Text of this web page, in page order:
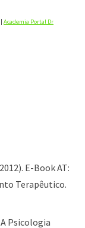
Academia Portal Dr
E-Book AT:
Terapêutico.
A Psicologia